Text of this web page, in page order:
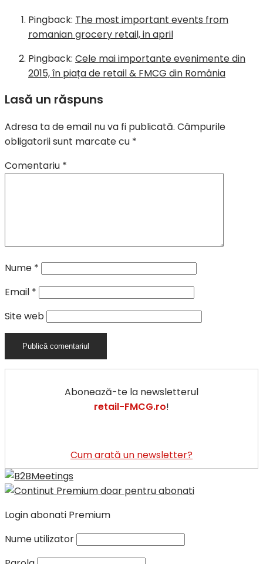
Pingback: The most important events from
romanian grocery retail, in april
Pingback: Cele mai importante evenimente din
2015, în piața de retail & FMCG din România
Lasă un răspuns
Adresa ta de email nu va fi publicată. Câmpurile
obligatorii sunt marcate cu *
Comentariu *
Nume *
Email *
Site web
Abonează-te la newsletterul
retail-FMCG.ro!
Cum arată un newsletter?
Login abonati Premium
Nume utilizator